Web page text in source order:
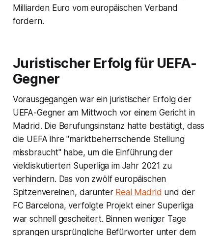
Milliarden Euro vom europäischen Verband
fordern.
Juristischer Erfolg für UEFA-
Gegner
Vorausgegangen war ein juristischer Erfolg der
UEFA-Gegner am Mittwoch vor einem Gericht in
Madrid. Die Berufungsinstanz hatte bestätigt, dass
die UEFA ihre "marktbeherrschende Stellung
missbraucht" habe, um die Einführung der
vieldiskutierten Superliga im Jahr 2021 zu
verhindern. Das von zwölf europäischen
Spitzenvereinen, darunter Real Madrid und der
FC Barcelona, verfolgte Projekt einer Superliga
war schnell gescheitert. Binnen weniger Tage
sprangen ursprüngliche Befürworter unter dem